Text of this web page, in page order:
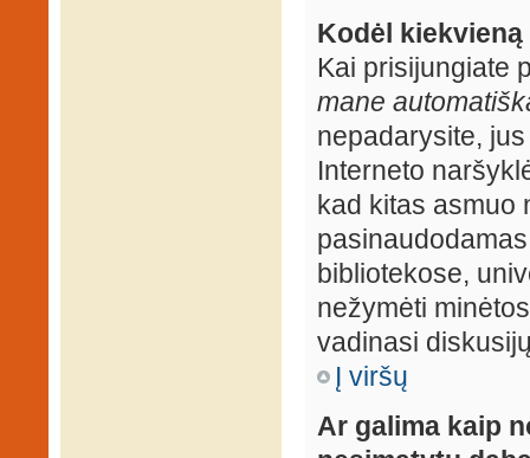
Kodėl
Kai prisijungiate
mane
nepadarysite,
Interneto
kad kitas asmuo
bibliotekose,
nežymėti
vadinasi
Į viršų
Ar galima kaip